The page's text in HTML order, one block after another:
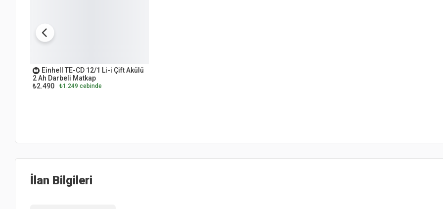
Einhell TE-CD 12/1 Li-i Çift Akülü
2 Ah Darbeli Matkap
₺2.490
₺1.249 cebinde
İlan Bilgileri